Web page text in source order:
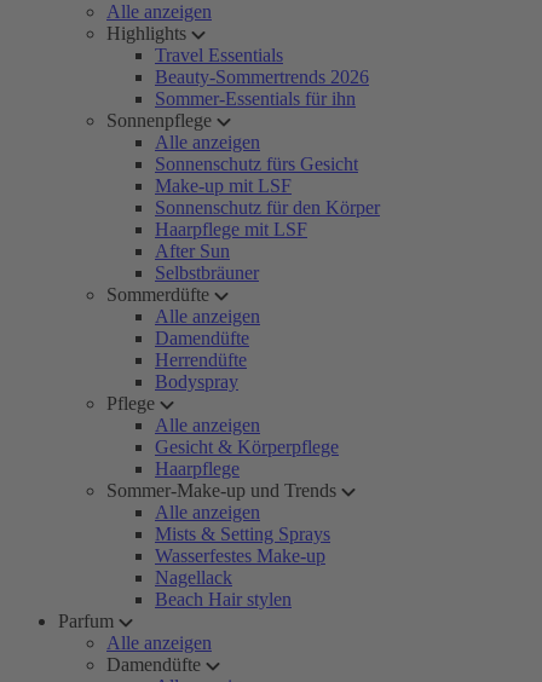
Alle anzeigen
Highlights
Travel Essentials
Beauty-Sommertrends 2026
Sommer-Essentials für ihn
Sonnenpflege
Alle anzeigen
Sonnenschutz fürs Gesicht
Make-up mit LSF
Sonnenschutz für den Körper
Haarpflege mit LSF
After Sun
Selbstbräuner
Sommerdüfte
Alle anzeigen
Damendüfte
Herrendüfte
Bodyspray
Pflege
Alle anzeigen
Gesicht & Körperpflege
Haarpflege
Sommer-Make-up und Trends
Alle anzeigen
Mists & Setting Sprays
Wasserfestes Make-up
Nagellack
Beach Hair stylen
Parfum
Alle anzeigen
Damendüfte